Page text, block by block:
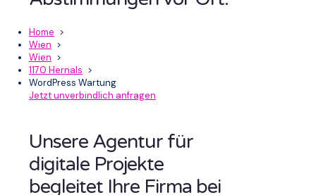
Home >
Wien >
Wien >
1170 Hernals >
WordPress Wartung
Jetzt unverbindlich anfragen
Unsere Agentur für
digitale Projekte
begleitet Ihre Firma bei